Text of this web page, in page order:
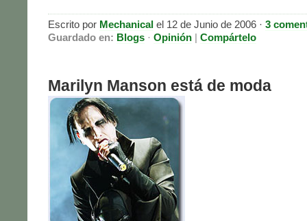
Escrito por Mechanical el 12 de Junio de 2006 · 3
Guardado en: Blogs · Opinión | Compártelo
Marilyn Manson está de moda